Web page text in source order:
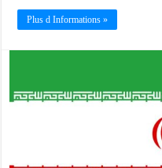
Plus d Informations »